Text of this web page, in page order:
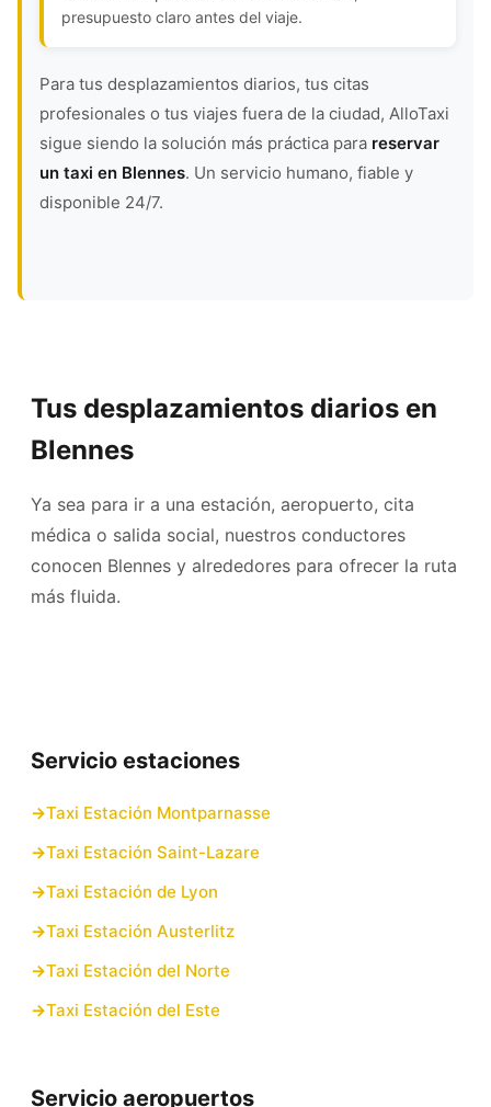
presupuesto claro antes del viaje.
Para tus desplazamientos diarios, tus citas
profesionales o tus viajes fuera de la ciudad, AlloTaxi
sigue siendo la solución más práctica para reservar
un taxi en Blennes. Un servicio humano, fiable y
disponible 24/7.
Tus desplazamientos diarios en
Blennes
Ya sea para ir a una estación, aeropuerto, cita
médica o salida social, nuestros conductores
conocen Blennes y alrededores para ofrecer la ruta
más fluida.
Servicio estaciones
Taxi Estación Montparnasse
Taxi Estación Saint-Lazare
Taxi Estación de Lyon
Taxi Estación Austerlitz
Taxi Estación del Norte
Taxi Estación del Este
Servicio aeropuertos